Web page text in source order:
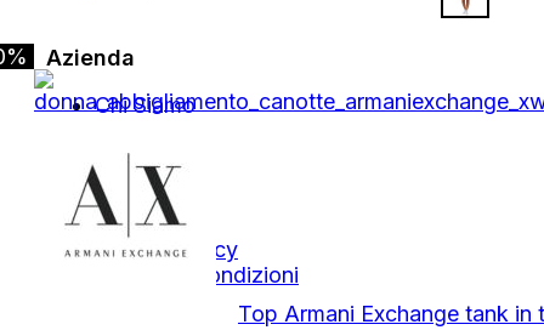
Top Armani Exchange tank in
Azienda
Chi Siamo
Area Legale
Privacy Policy
Termini e Condizioni